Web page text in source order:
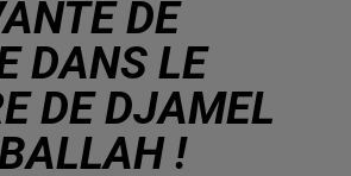
DE
DANS LE
DE DJAMEL
!